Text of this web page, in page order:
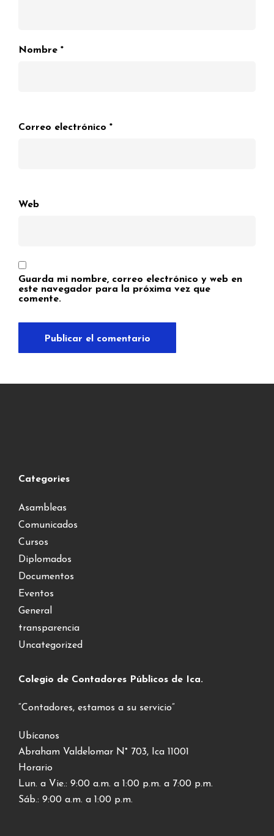
Nombre *
Correo electrónico *
Web
Guarda mi nombre, correo electrónico y web en
este navegador para la próxima vez que
comente.
Categories
Asambleas
Comunicados
Cursos
Diplomados
Documentos
Eventos
General
transparencia
Uncategorized
Colegio de Contadores Públicos de Ica.
“Contadores, estamos a su servicio”
Ubícanos
Abraham Valdelomar N° 703, Ica 11001
Horario
Lun. a Vie.: 9:00 a.m. a 1:00 p.m. a 7:00 p.m.
Sáb.: 9:00 a.m. a 1:00 p.m.